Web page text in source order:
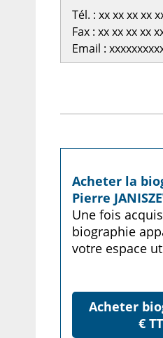
Tél. : xx xx xx xx
Fax : xx xx xx xx
Email :
Acheter la
Pierre
Une fois
biographie
votre espace
Acheter
€